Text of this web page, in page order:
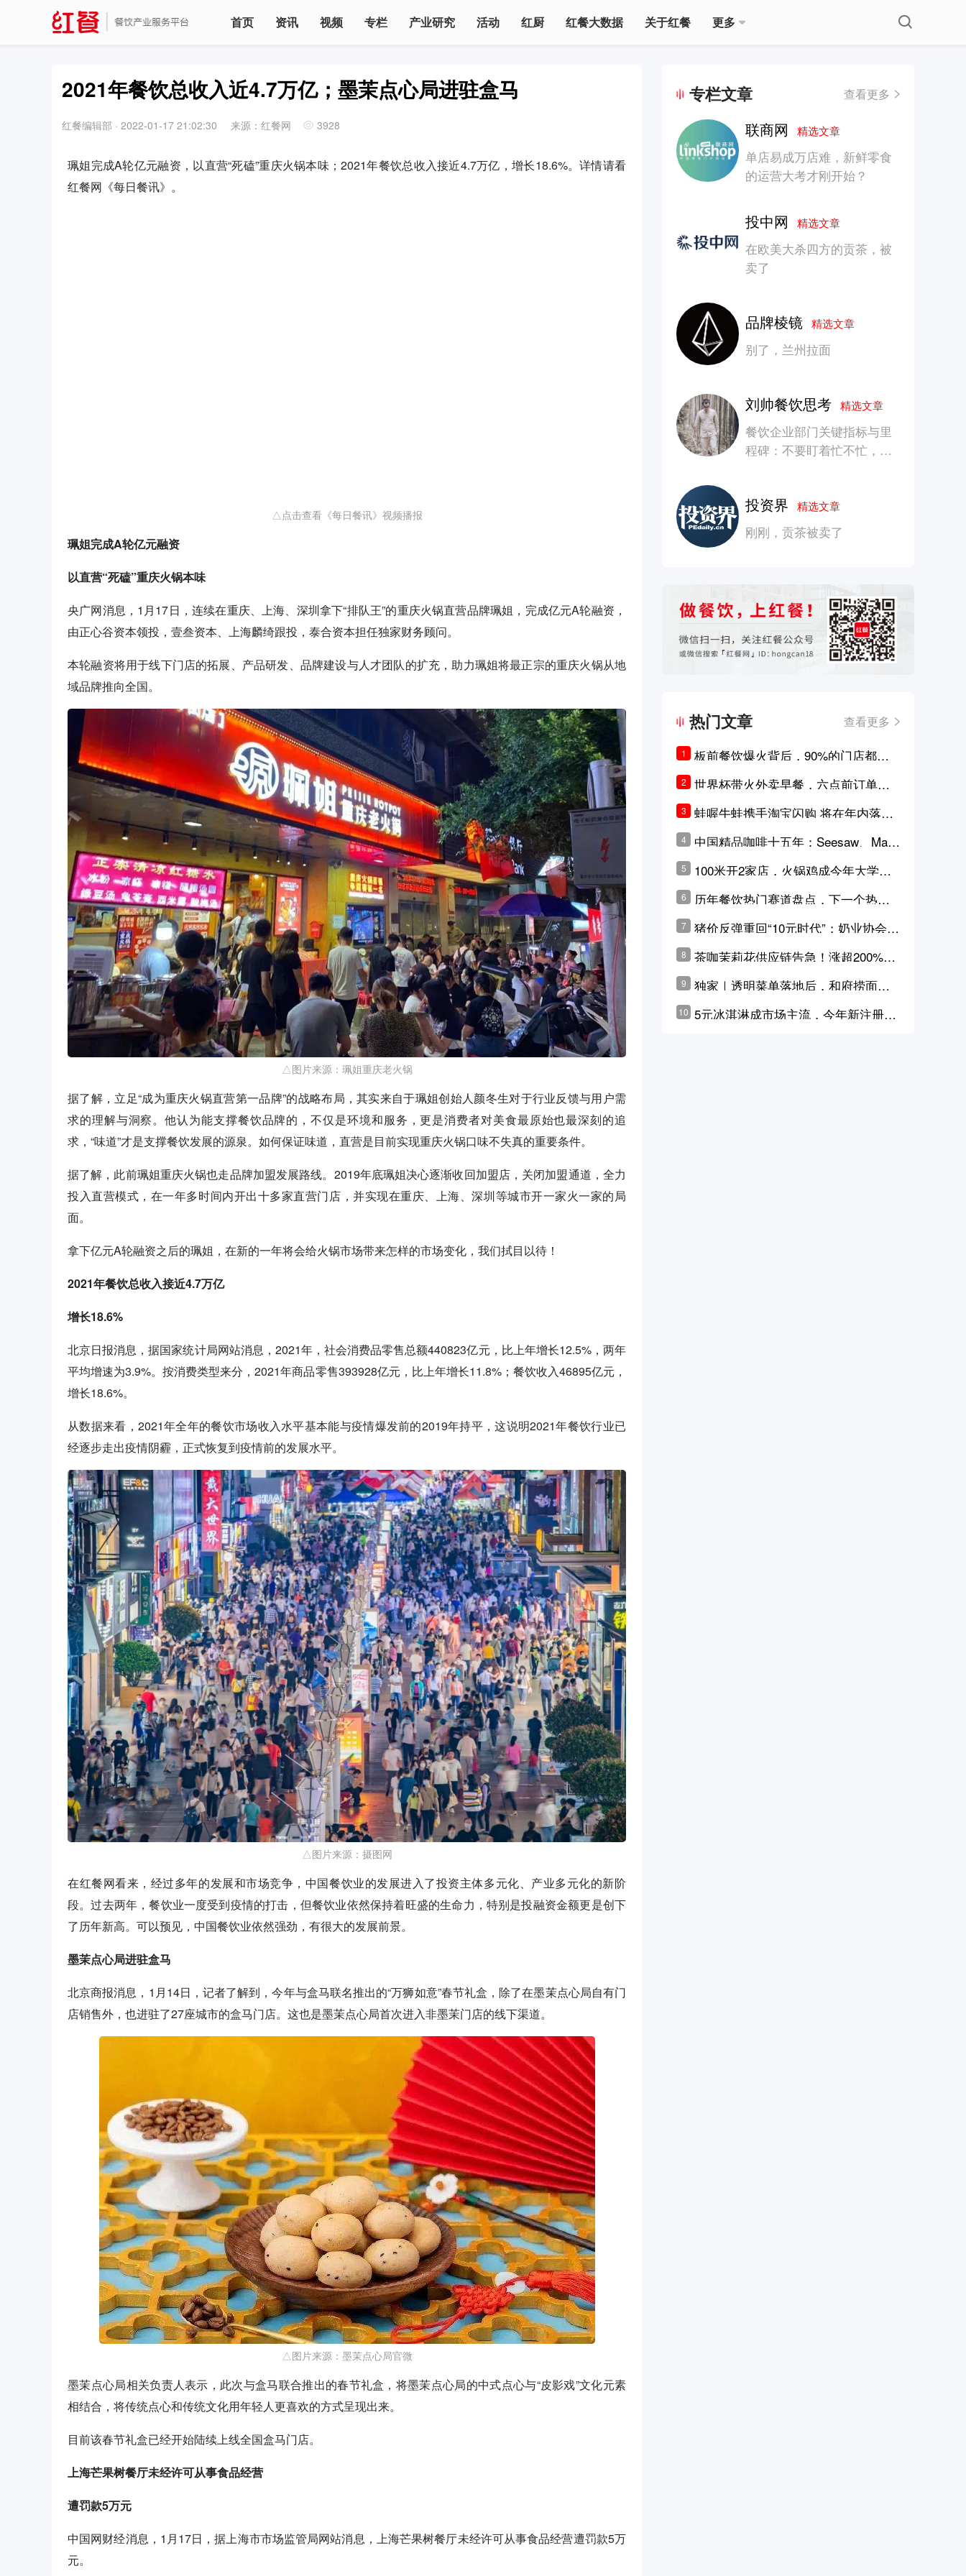
首页 资讯 视频 专栏 产业研究 活动 红厨 红餐大数据 关于红餐 更多
2021年餐饮总收入近4.7万亿；墨茉点心局进驻盒马
红餐编辑部 · 2022-01-17 21:02:30 来源：红餐网 3928
珮姐完成A轮亿元融资，以直营“死磕”重庆火锅本味；2021年餐饮总收入接近4.7万亿，增长18.6%。详情请看
红餐网《每日餐讯》。
△点击查看《每日餐讯》视频播报
珮姐完成A轮亿元融资
以直营“死磕”重庆火锅本味
央广网消息，1月17日，连续在重庆、上海、深圳拿下“排队王”的重庆火锅直营品牌珮姐，完成亿元A轮融资，
由正心谷资本领投，壹叁资本、上海麟绮跟投，泰合资本担任独家财务顾问。
本轮融资将用于线下门店的拓展、产品研发、品牌建设与人才团队的扩充，助力珮姐将最正宗的重庆火锅从地
域品牌推向全国。
△图片来源：珮姐重庆老火锅
据了解，立足“成为重庆火锅直营第一品牌”的战略布局，其实来自于珮姐创始人颜冬生对于行业反馈与用户需
求的理解与洞察。他认为能支撑餐饮品牌的，不仅是环境和服务，更是消费者对美食最原始也最深刻的追
求，“味道”才是支撑餐饮发展的源泉。如何保证味道，直营是目前实现重庆火锅口味不失真的重要条件。
据了解，此前珮姐重庆火锅也走品牌加盟发展路线。2019年底珮姐决心逐渐收回加盟店，关闭加盟通道，全力
投入直营模式，在一年多时间内开出十多家直营门店，并实现在重庆、上海、深圳等城市开一家火一家的局
面。
拿下亿元A轮融资之后的珮姐，在新的一年将会给火锅市场带来怎样的市场变化，我们拭目以待！
2021年餐饮总收入接近4.7万亿
增长18.6%
北京日报消息，据国家统计局网站消息，2021年，社会消费品零售总额440823亿元，比上年增长12.5%，两年
平均增速为3.9%。按消费类型来分，2021年商品零售393928亿元，比上年增长11.8%；餐饮收入46895亿元，
增长18.6%。
从数据来看，2021年全年的餐饮市场收入水平基本能与疫情爆发前的2019年持平，这说明2021年餐饮行业已
经逐步走出疫情阴霾，正式恢复到疫情前的发展水平。
△图片来源：摄图网
在红餐网看来，经过多年的发展和市场竞争，中国餐饮业的发展进入了投资主体多元化、产业多元化的新阶
段。过去两年，餐饮业一度受到疫情的打击，但餐饮业依然保持着旺盛的生命力，特别是投融资金额更是创下
了历年新高。可以预见，中国餐饮业依然强劲，有很大的发展前景。
墨茉点心局进驻盒马
北京商报消息，1月14日，记者了解到，今年与盒马联名推出的“万狮如意”春节礼盒，除了在墨茉点心局自有门
店销售外，也进驻了27座城市的盒马门店。这也是墨茉点心局首次进入非墨茉门店的线下渠道。
△图片来源：墨茉点心局官微
墨茉点心局相关负责人表示，此次与盒马联合推出的春节礼盒，将墨茉点心局的中式点心与“皮影戏”文化元素
相结合，将传统点心和传统文化用年轻人更喜欢的方式呈现出来。
目前该春节礼盒已经开始陆续上线全国盒马门店。
上海芒果树餐厅未经许可从事食品经营
遭罚款5万元
中国网财经消息，1月17日，据上海市市场监管局网站消息，上海芒果树餐厅未经许可从事食品经营遭罚款5万
元。
专栏文章 查看更多
联商网精选文章
单店易成万店难，新鲜零食
的运营大考才刚开始？
投中网精选文章
在欧美大杀四方的贡茶，被
卖了
品牌棱镜精选文章
别了，兰州拉面
刘帅餐饮思考精选文章
餐饮企业部门关键指标与里
程碑：不要盯着忙不忙，要
投资界精选文章
刚刚，贡茶被卖了
热门文章 查看更多
1
板前餐饮爆火背后，90%的门店都只
是徒有其表的刻意作秀？
2
世界杯带火外卖早餐，六点前订单大
涨超5成，巴西比赛成“早餐带货王”
3
蛙喔牛蛙携手淘宝闪购 将在年内落地3
4
中国精品咖啡十五年：Seesaw、Man
ner、M Stand为何结出了不同的果
实？
5
100米开2家店，火锅鸡成今年大学城
6
历年餐饮热门赛道盘点，下一个热门
7
猪价反弹重回“10元时代”；奶业协会称
原奶价格现回暖迹象
8
茶咖茉莉花供应链告急！涨超200%，
横州花价冲破50元一斤
9
独家｜透明菜单落地后，和府捞面李
学林公布未来10年计划
10 5元冰淇淋成市场主流，今年新注册相